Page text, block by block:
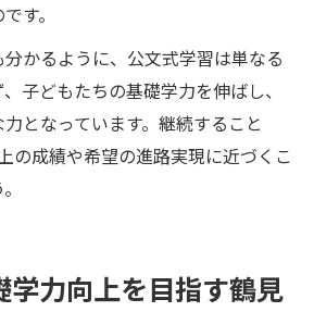
す。
かるように、公文式学習は単なる
子どもたちの基礎学力を伸ばし、
となっています。継続すること
の成績や希望の進路実現に近づくこ
学力向上を目指す鶴見